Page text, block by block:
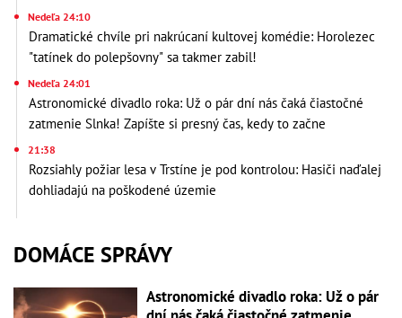
Nedeľa 24:10
Dramatické chvíle pri nakrúcaní kultovej komédie: Horolezec
"tatínek do polepšovny" sa takmer zabil!
Nedeľa 24:01
Astronomické divadlo roka: Už o pár dní nás čaká čiastočné
zatmenie Slnka! Zapíšte si presný čas, kedy to začne
21:38
Rozsiahly požiar lesa v Trstíne je pod kontrolou: Hasiči naďalej
dohliadajú na poškodené územie
DOMÁCE SPRÁVY
Astronomické divadlo roka: Už o pár